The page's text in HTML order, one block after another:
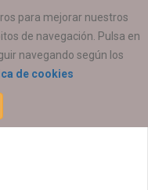
para mejorar nuestros
de navegación. Pulsa en
navegando según los
de cookies